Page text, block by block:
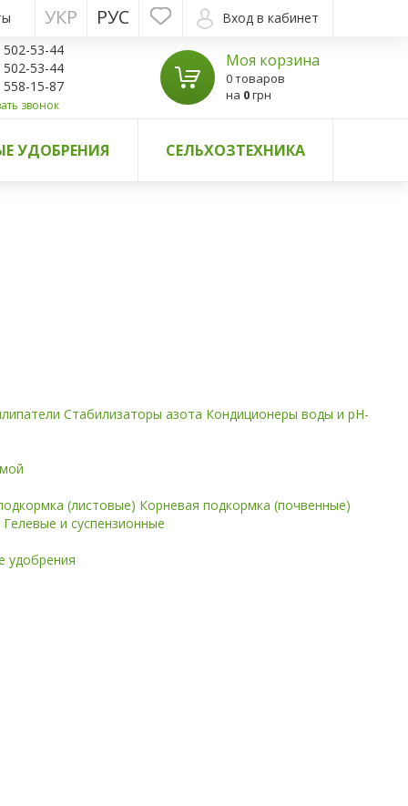
Вход в кабинет
РУС
УКР
502-53-44
502-53-44
558-15-87
звонок
Моя корзина
0 товаров
на 0грн
УДОБРЕНИЯ СЕЛЬХОЗТЕХНИКА
Стабилизаторы азота Кондиционеры воды и pH-
(листовые) Корневая подкормка (почвенные)
Гелевые и суспензионные
удобрения